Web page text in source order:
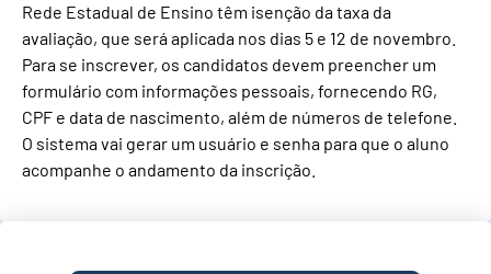
Rede Estadual de Ensino têm isenção da taxa da
avaliação, que será aplicada nos dias 5 e 12 de novembro.
Para se inscrever, os candidatos devem preencher um
formulário com informações pessoais, fornecendo RG,
CPF e data de nascimento, além de números de telefone.
O sistema vai gerar um usuário e senha para que o aluno
acompanhe o andamento da inscrição.